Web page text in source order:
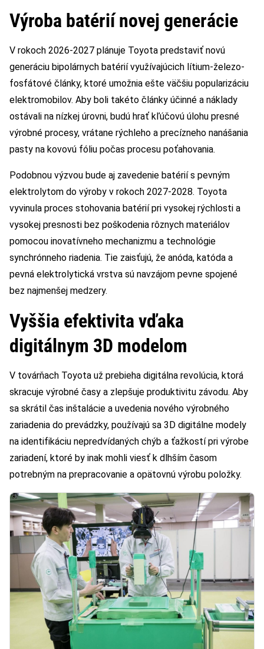
Výroba batérií novej generácie
V rokoch 2026-2027 plánuje Toyota predstaviť novú
generáciu bipolárnych batérií využívajúcich lítium-železo-
fosfátové články, ktoré umožnia ešte väčšiu popularizáciu
elektromobilov. Aby boli takéto články účinné a náklady
ostávali na nízkej úrovni, budú hrať kľúčovú úlohu presné
výrobné procesy, vrátane rýchleho a precízneho nanášania
pasty na kovovú fóliu počas procesu poťahovania.
Podobnou výzvou bude aj zavedenie batérií s pevným
elektrolytom do výroby v rokoch 2027-2028. Toyota
vyvinula proces stohovania batérií pri vysokej rýchlosti a
vysokej presnosti bez poškodenia rôznych materiálov
pomocou inovatívneho mechanizmu a technológie
synchrónneho riadenia. Tie zaisťujú, že anóda, katóda a
pevná elektrolytická vrstva sú navzájom pevne spojené
bez najmenšej medzery.
Vyššia efektivita vďaka
digitálnym 3D modelom
V továrňach Toyota už prebieha digitálna revolúcia, ktorá
skracuje výrobné časy a zlepšuje produktivitu závodu. Aby
sa skrátil čas inštalácie a uvedenia nového výrobného
zariadenia do prevádzky, používajú sa 3D digitálne modely
na identifikáciu nepredvídaných chýb a ťažkostí pri výrobe
zariadení, ktoré by inak mohli viesť k dlhším časom
potrebným na prepracovanie a opätovnú výrobu položky.